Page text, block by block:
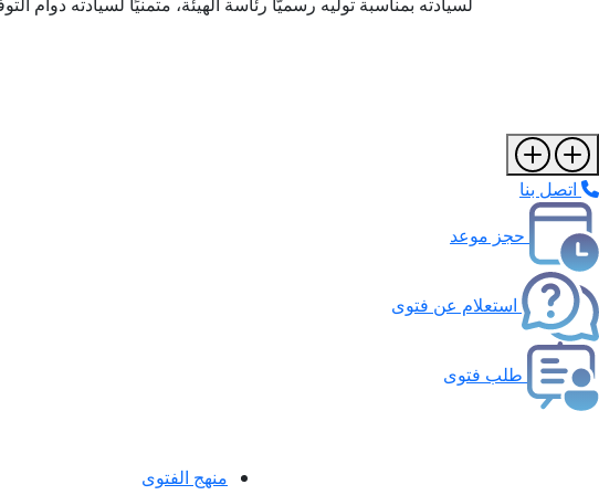
اتصل بنا
حجز موعد
استعلام عن فتوى
طلب فتوى
منهج الفتوى